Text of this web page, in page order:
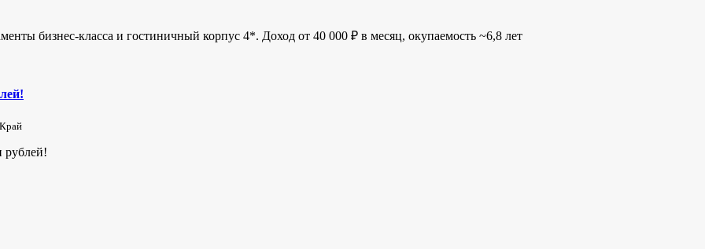
бизнес-класса и гостиничный корпус 4*. Доход от 40 000 ₽ в месяц, окупаемость ~6,8 лет
рублей!